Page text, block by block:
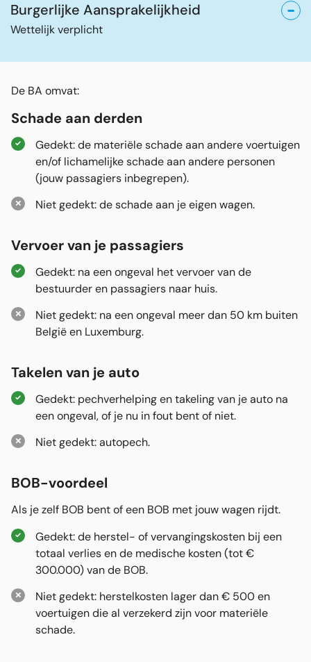
Burgerlijke Aansprakelijkheid
Wettelijk verplicht
De BA omvat:
Schade aan derden
Gedekt: de materiële schade aan andere voertuigen
en/of lichamelijke schade aan andere personen
(jouw passagiers inbegrepen).
Niet gedekt: de schade aan je eigen wagen.
Vervoer van je passagiers
Gedekt: na een ongeval het vervoer van de
bestuurder en passagiers naar huis.
Niet gedekt: na een ongeval meer dan 50 km buiten
België en Luxemburg.
Takelen van je auto
Gedekt: pechverhelping en takeling van je auto na
een ongeval, of je nu in fout bent of niet.
Niet gedekt: autopech.
BOB-voordeel
Als je zelf BOB bent of een BOB met jouw wagen rijdt.
Gedekt: de herstel- of vervangingskosten bij een
totaal verlies en de medische kosten (tot €
300.000) van de BOB.
Niet gedekt: herstelkosten lager dan € 500 en
voertuigen die al verzekerd zijn voor materiële
schade.